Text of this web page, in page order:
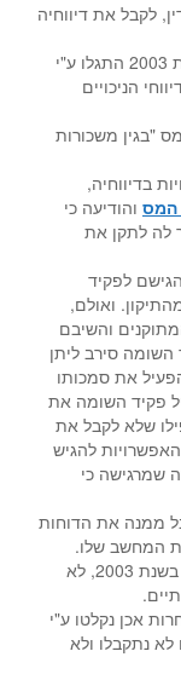
לקבל את דיווחיה
כן טענה התובעת בפני ביהמ"ש כי בתחילת שנת 2003 התגלו ע"י
הניכויים
"בגין משכורות
בדיווחיה,
המס והודיעה כי
לה לתקן את
לפקיד
ואולם,
והשיבם
סירב ליתן
את סמכותו
פקיד השומה את
שלא לקבל את
להגיש
שמרגישה כי
ממנה את הדוחות
המחשב שלו.
לטענתה, במועד שבו פנתה התובעת לנתבעת, בשנת 2003, לא
אכן נקלטו ע"י
נתקבלו ולא